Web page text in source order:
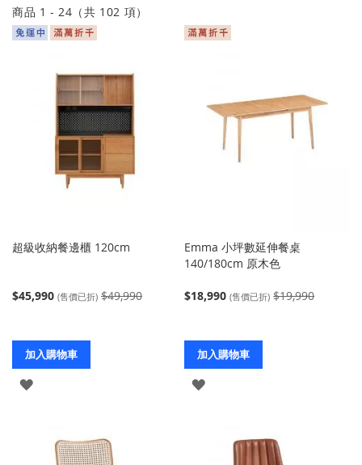
商品 1 -24 （共 102 項）
超級收納餐邊櫃 120cm
$45,990 (售價已折) $49,990
加入購物車
登
Emma 小坪數延伸餐桌
140/180cm 原木色
$18,990 (售價已折) $19,990
加入購物車
登